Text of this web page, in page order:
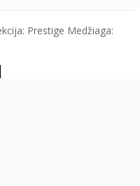
Prestige Medžiaga: